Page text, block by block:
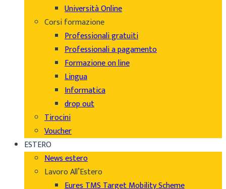
Università Online
Corsi formazione
Professionali gratuiti
Professionali a pagamento
Formazione on line
Lingua
Informatica
drop out
Tirocini
Voucher
ESTERO
News estero
Lavoro All’Estero
Eures TMS Target Mobility Scheme